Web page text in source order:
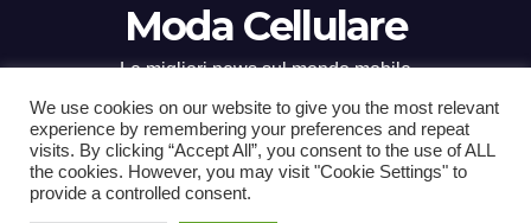
Moda Cellulare
Le migliori news sul mondo mobile
Proudly powered by WordPress| Tema: Newsup diThemeansar
We use cookies on our website to give you the most relevant
experience by remembering your preferences and repeat
visits. By clicking “Accept All”, you consent to the use of ALL
the cookies. However, you may visit "Cookie Settings" to
provide a controlled consent.